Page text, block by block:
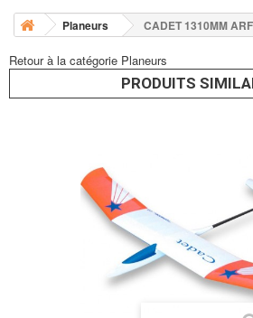
Planeurs CADET 1310MM
Retour à la catégorie Planeurs
PRODUITS